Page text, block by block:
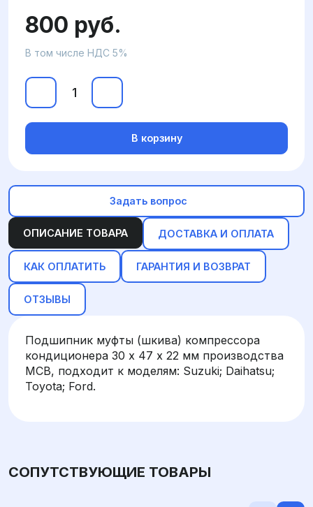
ОПИСАНИЕ ТОВАРА ДОСТАВКА И ОПЛАТА
КАК ОПЛАТИТЬ ГАРАНТИЯ И ВОЗВРАТ
ОТЗЫВЫ
Подшипник муфты (шкива) компрессора
кондиционера 30 х 47 х 22 мм производства
MCB, подходит к моделям: Suzuki; Daihatsu;
Toyota; Ford.
800 руб.
В том числе НДС 5%
В корзину
Задать вопрос
СОПУТСТВУЮЩИЕ ТОВАРЫ